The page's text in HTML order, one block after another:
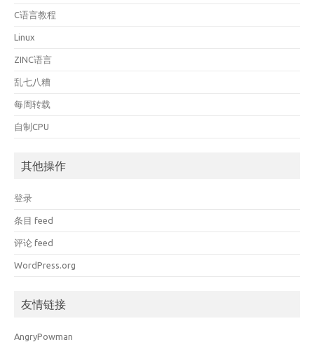
C语言教程
Linux
ZINC语言
乱七八糟
每周转载
自制CPU
其他操作
登录
条目 feed
评论 feed
WordPress.org
友情链接
AngryPowman